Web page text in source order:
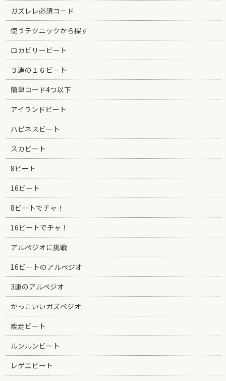
ガズレレ必須コード
使うテクニックから探す
ロカビリービート
３連の１６ビート
簡単コード4つ以下
アイランドビート
ハピネスビート
スカビート
8ビート
16ビート
8ビートでチャ！
16ビートでチャ！
アルペジオに挑戦
16ビートのアルペジオ
3連のアルペジオ
かっこいいガズペジオ
疾走ビート
ルンルンビート
レゲエビート